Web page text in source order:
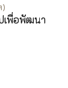
)
เพื่อพัฒนา